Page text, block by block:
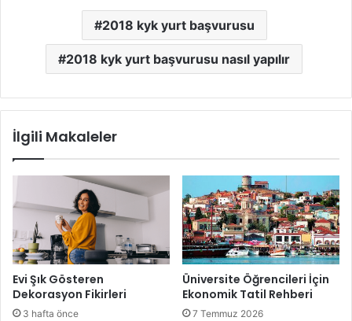
2018 kyk yurt başvurusu
2018 kyk yurt başvurusu nasıl yapılır
İlgili Makaleler
Evi Şık Gösteren
Dekorasyon Fikirleri
3 hafta önce
Üniversite Öğrencileri İçin
Ekonomik Tatil Rehberi
7 Temmuz 2026